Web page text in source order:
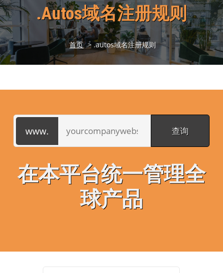
.autos域名注册规则
首页 > .autos域名注册规则
在本平台统一管理全
球产品